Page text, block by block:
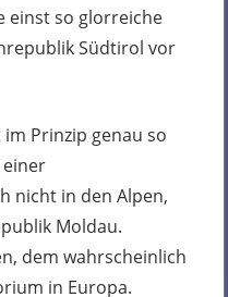
einst so glorreiche
Südtirol vor
Prinzip genau so
nicht in den Alpen,
Moldau.
dem wahrscheinlich
in Europa.